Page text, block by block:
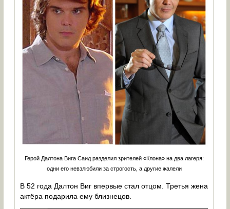
Герой Далтона Вига Саид разделил зрителей «Клона» на два лагеря:
одни его невзлюбили за строгость, а другие жалели
В 52 года Далтон Виг впервые стал отцом. Третья жена
актёра подарила ему близнецов.